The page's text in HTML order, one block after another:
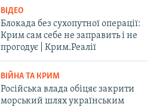
ВІДЕО
Блокада без сухопутної операції:
Крим сам себе не заправить і не
прогодує | Крим.Реалії
ВІЙНА ТА КРИМ
Російська влада обіцяє закрити
морський шлях українським